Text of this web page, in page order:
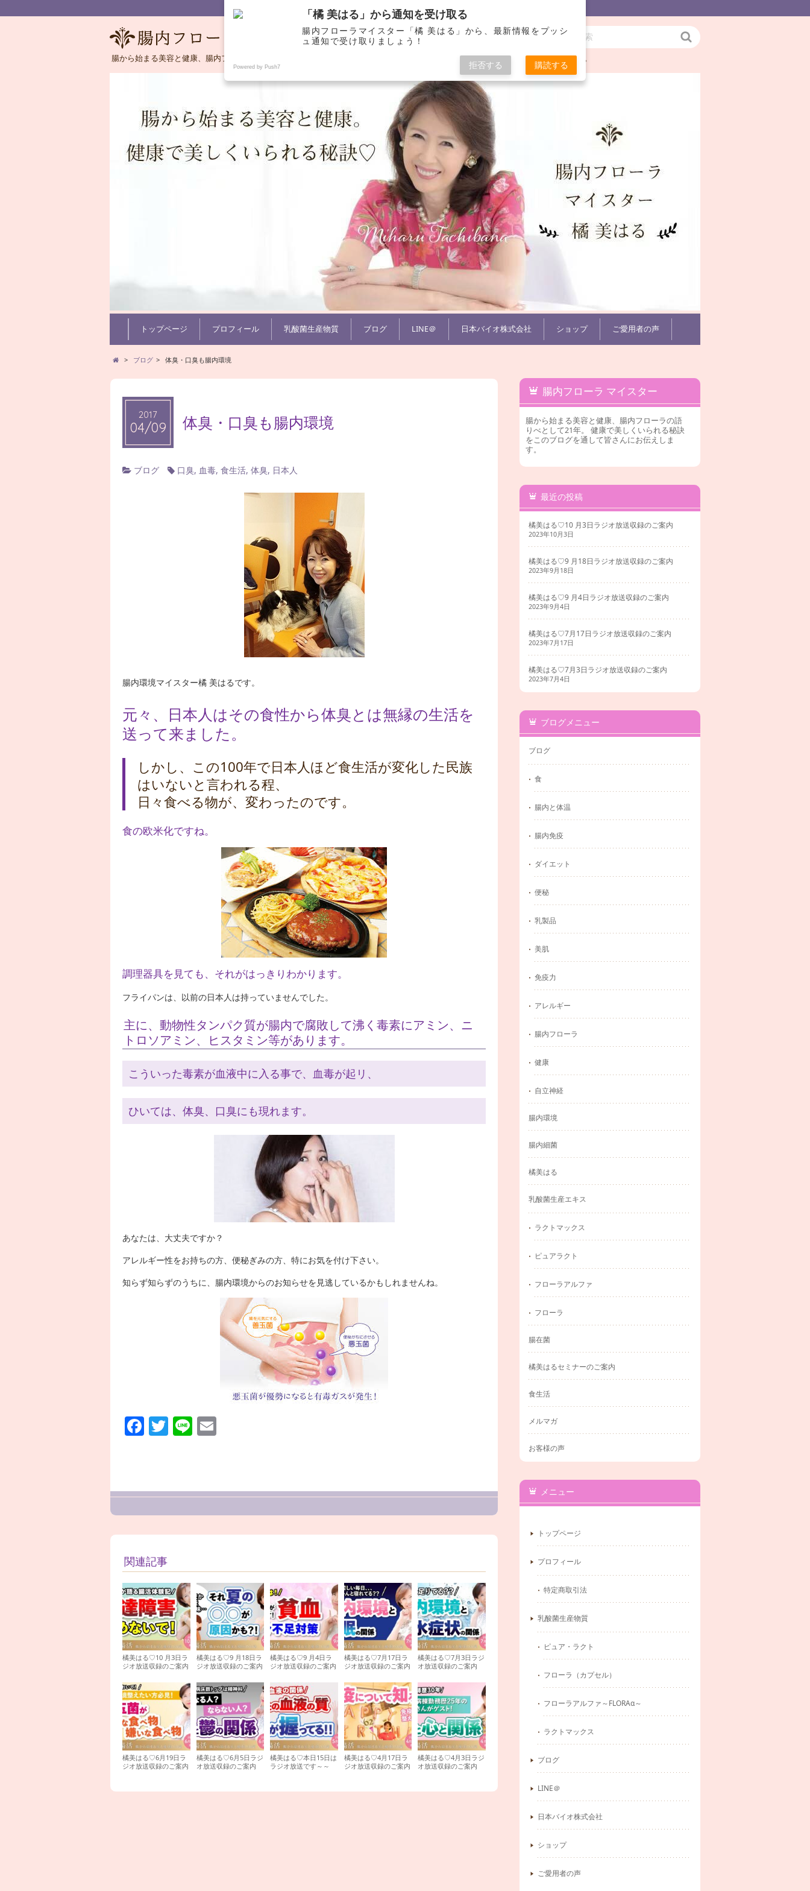
腸から始まる美容と健康、腸内フローラの語りべとして21年。 健康で美しくいられる秘訣をこのブログを通して皆さんにお伝えします。
索
トップページ プロフィール 乳酸菌生産物質 ブログ LINE＠ 日本バイオ株式会社 ショップ ご愛用者の声
> ブログ > 体臭・口臭も腸内環境
2017
04/09 体臭・口臭も腸内環境
ブログ 口臭, 血毒,食生活,体臭, 日本人
腸内環境マイスター橘 美はるです。
元々、日本人はその食性から体臭とは無縁の生活を
送って来ました。
しかし、この100年で日本人ほど食生活が変化した民族
はいないと言われる程、
日々食べる物が、変わったのです。
食の欧米化ですね。
調理器具を見ても、それがはっきりわかります。
フライパンは、以前の日本人は持っていませんでした。
主に、動物性タンパク質が腸内で腐敗して沸く毒素にアミン、ニ
トロソアミン、ヒスタミン等があります。
こういった毒素が血液中に入る事で、血毒が起リ、
ひいては、体臭、口臭にも現れます。
あなたは、大丈夫ですか？
アレルギー性をお持ちの方、便秘ぎみの方、特にお気を付け下さい。
知らず知らずのうちに、腸内環境からのお知らせを見逃しているかもしれませんね。
Facebook
Twitter
Line
関連記事
橘美はる♡10 月3日ラ
ジオ放送収録のご案内
橘美はる♡9 月18日ラ
ジオ放送収録のご案内
橘美はる♡9 月4日ラ
ジオ放送収録のご案内
橘美はる♡7月17日ラ
ジオ放送収録のご案内
橘美はる♡7月3日ラジ
オ放送収録のご案内
橘美はる♡6月19日ラ
ジオ放送収録のご案内
橘美はる♡6月5日ラジ
オ放送収録のご案内
橘美はる♡本日15日は
ラジオ放送です～～
橘美はる♡4月17日ラ
ジオ放送収録のご案内
橘美はる♡4月3日ラジ
オ放送収録のご案内
腸内フローラ マイスター
腸から始まる美容と健康、腸内フローラの語
りべとして21年。 健康で美しくいられる秘訣
をこのブログを通して皆さんにお伝えしま
す。
最近の投稿
橘美はる♡10 月3日ラジオ放送収録のご案内
2023年10月3日
橘美はる♡9 月18日ラジオ放送収録のご案内
2023年9月18日
橘美はる♡9 月4日ラジオ放送収録のご案内
2023年9月4日
橘美はる♡7月17日ラジオ放送収録のご案内
2023年7月17日
橘美はる♡7月3日ラジオ放送収録のご案内
2023年7月4日
ブログメニュー
ブログ
食
腸内と体温
腸内免疫
ダイエット
便秘
乳製品
美肌
免疫力
アレルギー
腸内フローラ
健康
自立神経
腸内環境
腸内細菌
橘美はる
乳酸菌生産エキス
ラクトマックス
ピュアラクト
フローラアルファ
フローラ
腸在菌
橘美はるセミナーのご案内
食生活
メルマガ
お客様の声
メニュー
トップページ
プロフィール
特定商取引法
乳酸菌生産物質
ピュア・ラクト
フローラ（カプセル）
フローラアルファ～FLORAα～
ラクトマックス
ブログ
LINE＠
日本バイオ株式会社
ショップ
ご愛用者の声
「橘 美はる」から通知を受け取る
腸内フローラマイスター「橘 美はる」から、最新情報をプッシ
ュ通知で受け取りましょう！
Powered by Push7 拒否する 購読する